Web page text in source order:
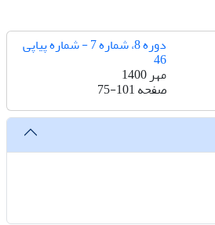
دوره 8، شماره 7 - شماره پیاپی
46
مهر 1400
صفحه75-101